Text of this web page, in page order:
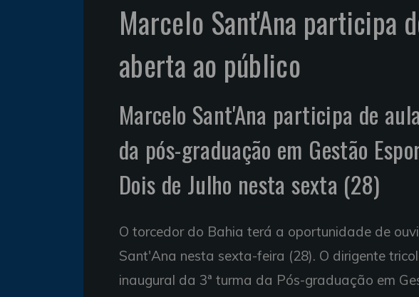
Marcelo Sant'Ana participa
aberta ao público
Marcelo Sant'Ana participa de
da pós-graduação em Gestão
Dois de Julho nesta sexta (28)
O torcedor do Bahia terá a oportunidade de
Sant'Ana nesta sexta-feira (28). O dirigente
inaugural da 3ª turma da Pós-graduação em